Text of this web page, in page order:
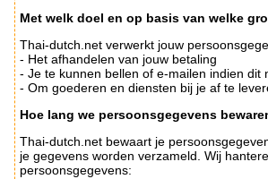
Met welk doel en op basis van welke
Thai-dutch.net verwerkt jouw
- Het afhandelen van jouw betaling
- Je te kunnen bellen of e-mailen indien
- Om goederen en diensten bij je af te
Hoe lang we persoonsgegevens
Thai-dutch.net bewaart je
je gegevens worden verzameld. Wij
persoonsgegevens: